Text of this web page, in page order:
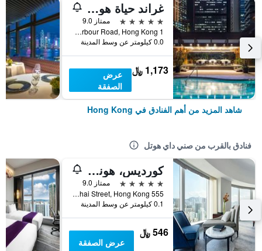
غراند حياة هونغ كونغ
5 نجوم
ممتاز 9.0
1 Harbour Road, Hong Kong, هونغ كونغ
0.0 كيلومتر عن وسط المدينة
1,173 ﷼
عرض
الصفقة
شاهد المزيد من أهم الفنادق في Hong Kong
فنادق بالقرب من صني داي هوتل
كورديس، هونج كونج
5 نجوم
ممتاز 9.0
555 Shanghai Street, Hong Kong, هونغ كونغ
0.1 كيلومتر عن وسط المدينة
546 ﷼
عرض الصفقة